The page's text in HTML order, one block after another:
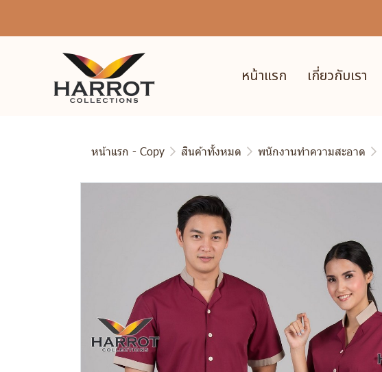
หน้าแรก เกี่ยวกับเรา
หน้าแรก - Copy สินค้าทั้งหมด พนักงานทำความสะอาด